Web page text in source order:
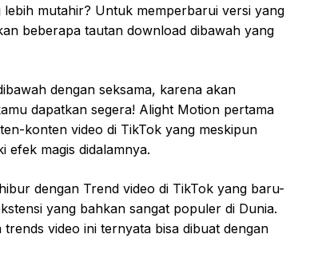
mutahir? Untuk memperbarui versi yang
beberapa tautan download dibawah yang
dengan seksama, karena akan
dapatkan segera! Alight Motion pertama
konten video di TikTok yang meskipun
efek magis didalamnya.
dengan Trend video di TikTok yang baru-
yang bahkan sangat populer di Dunia.
video ini ternyata bisa dibuat dengan